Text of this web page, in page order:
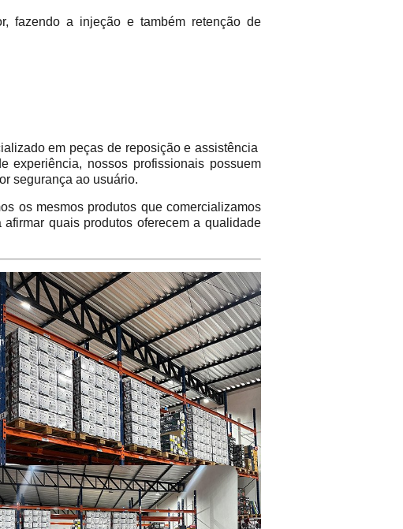
fazendo a injeção e também retenção de
em peças de reposição e assistência
experiência, nossos profissionais possuem
segurança ao usuário.
os mesmos produtos que comercializamos
quais produtos oferecem a qualidade